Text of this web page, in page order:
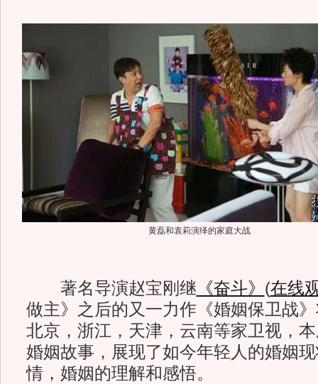
黄磊和袁莉演绎的家庭大战
著名导演赵宝刚继 《奋斗》 (在线
做主》之后的又一力作《婚姻保卫战
北京，浙江，天津，云南等家卫视，
婚姻故事，展现了如今年轻人的婚姻
情，婚姻的理解和感悟。